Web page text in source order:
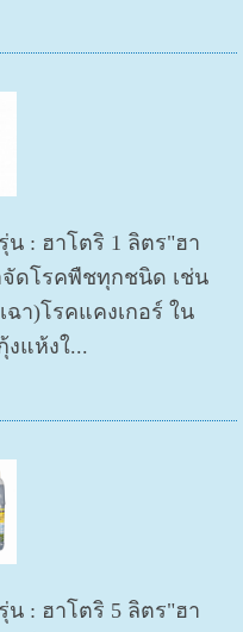
น : ฮาโตริ 1 ลิตร"ฮา
ดโรคพืชทุกชนิด เช่น
ฉา)โรคแคงเกอร์ ใน
แห้งใ...
น : ฮาโตริ 5 ลิตร"ฮา